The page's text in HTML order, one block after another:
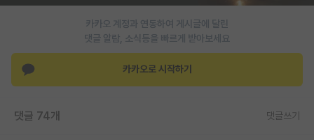
카카오 계정과 연동하여 게시글에 달린
댓글 알람, 소식등을 빠르게 받아보세요
카카오로 시작하기
댓글 74개 댓글쓰기